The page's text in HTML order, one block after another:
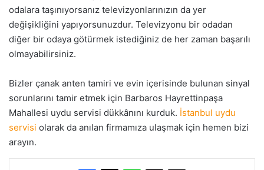
odalara taşınıyorsanız televizyonlarınızın da yer
değişikliğini yapıyorsunuzdur. Televizyonu bir odadan
diğer bir odaya götürmek istediğiniz de her zaman başarılı
olmayabilirsiniz.
Bizler çanak anten tamiri ve evin içerisinde bulunan sinyal
sorunlarını tamir etmek için Barbaros Hayrettinpaşa
Mahallesi uydu servisi dükkânını kurduk. İstanbul uydu
servisi olarak da anılan firmamıza ulaşmak için hemen bizi
arayın.